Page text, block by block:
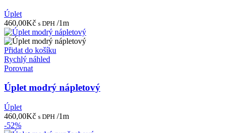
Úplet
460,00Kč s DPH /1m
Přidat do košíku
Rychlý náhled
Porovnat
Úplet modrý nápletový
Úplet
460,00Kč s DPH /1m
-52%